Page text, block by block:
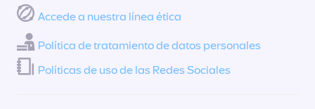
Accede a nuestra línea ética
Política de tratamiento de datos personales
Políticas de uso de las Redes Sociales